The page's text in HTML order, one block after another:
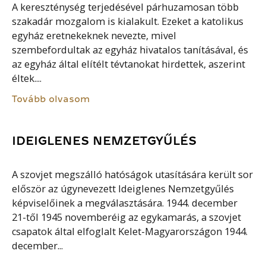
A kereszténység terjedésével párhuzamosan több
szakadár mozgalom is kialakult. Ezeket a katolikus
egyház eretnekeknek nevezte, mivel
szembefordultak az egyház hivatalos tanításával, és
az egyház által elítélt tévtanokat hirdettek, aszerint
éltek....
Tovább olvasom
IDEIGLENES NEMZETGYŰLÉS
A szovjet megszálló hatóságok utasítására került sor
először az úgynevezett Ideiglenes Nemzetgyűlés
képviselőinek a megválasztására. 1944. december
21-től 1945 novemberéig az egykamarás, a szovjet
csapatok által elfoglalt Kelet-Magyarországon 1944.
december...